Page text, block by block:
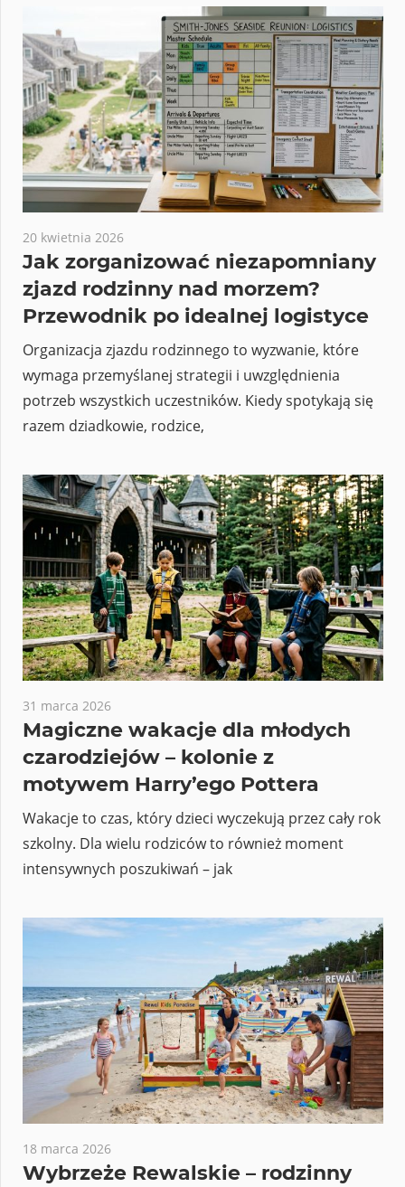
20 kwietnia 2026
Jak zorganizować niezapomniany
zjazd rodzinny nad morzem?
Przewodnik po idealnej logistyce
Organizacja zjazdu rodzinnego to wyzwanie, które
wymaga przemyślanej strategii i uwzględnienia
potrzeb wszystkich uczestników. Kiedy spotykają się
razem dziadkowie, rodzice,
31 marca 2026
Magiczne wakacje dla młodych
czarodziejów – kolonie z
motywem Harry’ego Pottera
Wakacje to czas, który dzieci wyczekują przez cały rok
szkolny. Dla wielu rodziców to również moment
intensywnych poszukiwań – jak
18 marca 2026
Wybrzeże Rewalskie – rodzinny